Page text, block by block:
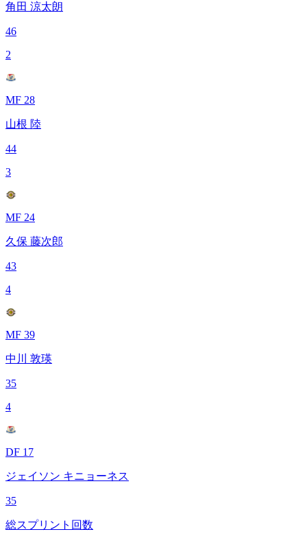
角田 涼太朗
46
2
MF 28
山根 陸
44
3
MF 24
久保 藤次郎
43
4
MF 39
中川 敦瑛
35
4
DF 17
ジェイソン キニョーネス
35
総スプリント回数